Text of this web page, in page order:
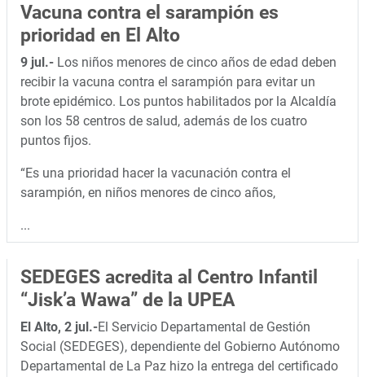
Vacuna contra el sarampión es
prioridad en El Alto
9 jul.- Los niños menores de cinco años de edad deben
recibir la vacuna contra el sarampión para evitar un
brote epidémico. Los puntos habilitados por la Alcaldía
son los 58 centros de salud, además de los cuatro
puntos fijos.
“Es una prioridad hacer la vacunación contra el
sarampión, en niños menores de cinco años,
...
SEDEGES acredita al Centro Infantil
“Jisk’a Wawa” de la UPEA
El Alto, 2 jul.-El Servicio Departamental de Gestión
Social (SEDEGES), dependiente del Gobierno Autónomo
Departamental de La Paz hizo la entrega del certificado